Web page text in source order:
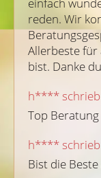
reden. Wir
Allerbeste
bist. Danke
h****
Top
h****
Bist die